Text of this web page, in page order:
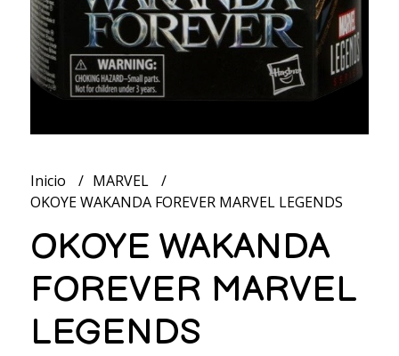
Inicio
MARVEL
OKOYE WAKANDA FOREVER MARVEL LEGENDS
OKOYE WAKANDA
FOREVER MARVEL
LEGENDS